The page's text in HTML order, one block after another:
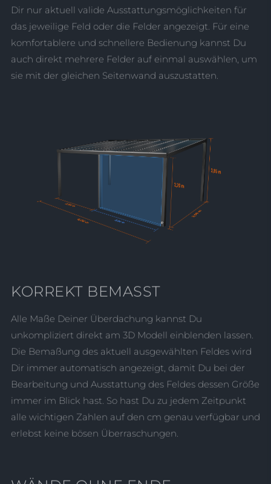
Dir nur aktuell valide Ausstattungsmöglichkeiten für
das jeweilige Feld oder die Felder angezeigt. Für eine
komfortablere und schnellere Bedienung kannst Du
auch direkt mehrere Felder auf einmal auswählen, um
sie mit der gleichen Seitenwand auszustatten.
KORREKT BEMASST
Alle Maße Deiner Überdachung kannst Du
unkompliziert direkt am 3D Modell einblenden lassen.
Die Bemaßung des aktuell ausgewählten Feldes wird
Dir immer automatisch angezeigt, damit Du bei der
Bearbeitung und Ausstattung des Feldes dessen Größe
immer im Blick hast. So hast Du zu jedem Zeitpunkt
alle wichtigen Zahlen auf den cm genau verfügbar und
erlebst keine bösen Überraschungen.